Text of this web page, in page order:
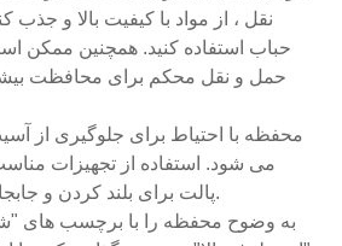
نقل ، از مواد با کیفیت بالا و جذب
حباب استفاده کنید. همچنین ممکن
حمل و نقل محکم برای محافظت
می شود. استفاده از تجهیزات
پالت برای بلند کردن و جابجایی محفظه مهم است.